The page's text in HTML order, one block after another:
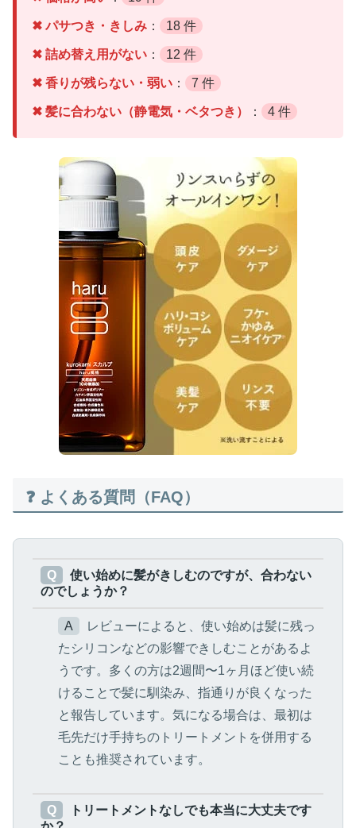
✖ パサつき・きしみ ： 18 件
✖ 詰め替え用がない ： 12 件
✖ 香りが残らない・弱い ： 7 件
✖ 髪に合わない（静電気・ベタつき） ： 4 件
❓ よくある質問（FAQ）
Q
使い始めに髪がきしむのですが、合わない
のでしょうか？
A
レビューによると、使い始めは髪に残っ
たシリコンなどの影響できしむことがあるよ
うです。多くの方は2週間〜1ヶ月ほど使い続
けることで髪に馴染み、指通りが良くなった
と報告しています。気になる場合は、最初は
毛先だけ手持ちのトリートメントを併用する
ことも推奨されています。
Q
トリートメントなしでも本当に大丈夫です